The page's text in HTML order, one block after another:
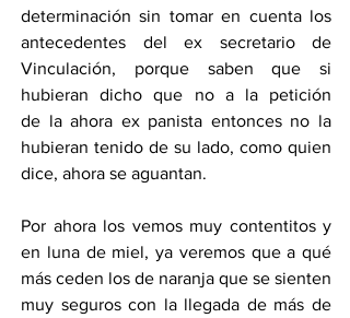
determinación sin tomar en cuenta los
antecedentes del ex secretario de
Vinculación, porque saben que si
hubieran dicho que no a la petición
de la ahora ex panista entonces no la
hubieran tenido de su lado, como quien
dice, ahora se aguantan.
Por ahora los vemos muy contentitos y
en luna de miel, ya veremos que a qué
más ceden los de naranja que se sienten
muy seguros con la llegada de más de